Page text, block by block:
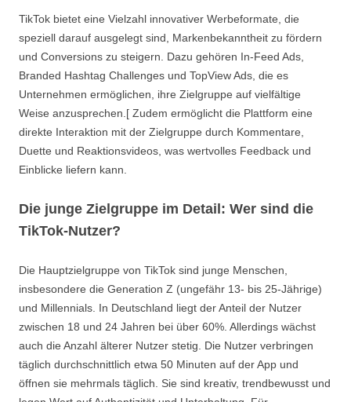
TikTok bietet eine Vielzahl innovativer Werbeformate, die
speziell darauf ausgelegt sind, Markenbekanntheit zu fördern
und Conversions zu steigern. Dazu gehören In-Feed Ads,
Branded Hashtag Challenges und TopView Ads, die es
Unternehmen ermöglichen, ihre Zielgruppe auf vielfältige
Weise anzusprechen.[ Zudem ermöglicht die Plattform eine
direkte Interaktion mit der Zielgruppe durch Kommentare,
Duette und Reaktionsvideos, was wertvolles Feedback und
Einblicke liefern kann.
Die junge Zielgruppe im Detail: Wer sind die
TikTok-Nutzer?
Die Hauptzielgruppe von TikTok sind junge Menschen,
insbesondere die Generation Z (ungefähr 13- bis 25-Jährige)
und Millennials. In Deutschland liegt der Anteil der Nutzer
zwischen 18 und 24 Jahren bei über 60%. Allerdings wächst
auch die Anzahl älterer Nutzer stetig. Die Nutzer verbringen
täglich durchschnittlich etwa 50 Minuten auf der App und
öffnen sie mehrmals täglich. Sie sind kreativ, trendbewusst und